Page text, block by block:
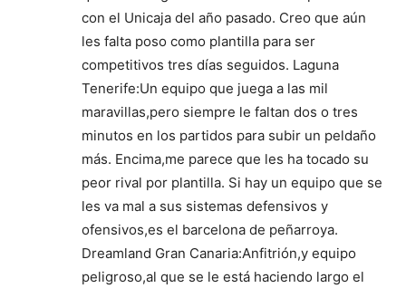
con el Unicaja del año pasado. Creo que aún
les falta poso como plantilla para ser
competitivos tres días seguidos. Laguna
Tenerife:Un equipo que juega a las mil
maravillas,pero siempre le faltan dos o tres
minutos en los partidos para subir un peldaño
más. Encima,me parece que les ha tocado su
peor rival por plantilla. Si hay un equipo que se
les va mal a sus sistemas defensivos y
ofensivos,es el barcelona de peñarroya.
Dreamland Gran Canaria:Anfitrión,y equipo
peligroso,al que se le está haciendo largo el